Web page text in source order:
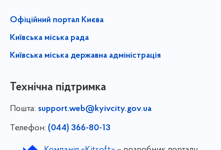
Офіційний портал Києва
Київська міська рада
Київська міська державна адміністрація
Технічна підтримка
Пошта: support.web@kyivcity.gov.ua
Телефон: (044) 366-80-13